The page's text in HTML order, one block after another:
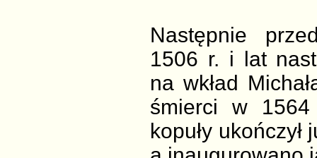
Następnie
1506 r. i lat
na wkład
śmierci w
kopuły